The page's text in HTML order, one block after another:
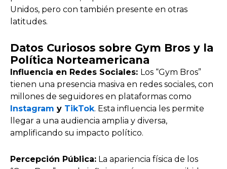
Unidos, pero con también presente en otras
latitudes.
Datos Curiosos sobre Gym Bros y la
Política Norteamericana
Influencia en Redes Sociales: Los “Gym Bros”
tienen una presencia masiva en redes sociales, con
millones de seguidores en plataformas como
Instagram y TikTok. Esta influencia les permite
llegar a una audiencia amplia y diversa,
amplificando su impacto político.
Percepción Pública: La apariencia física de los